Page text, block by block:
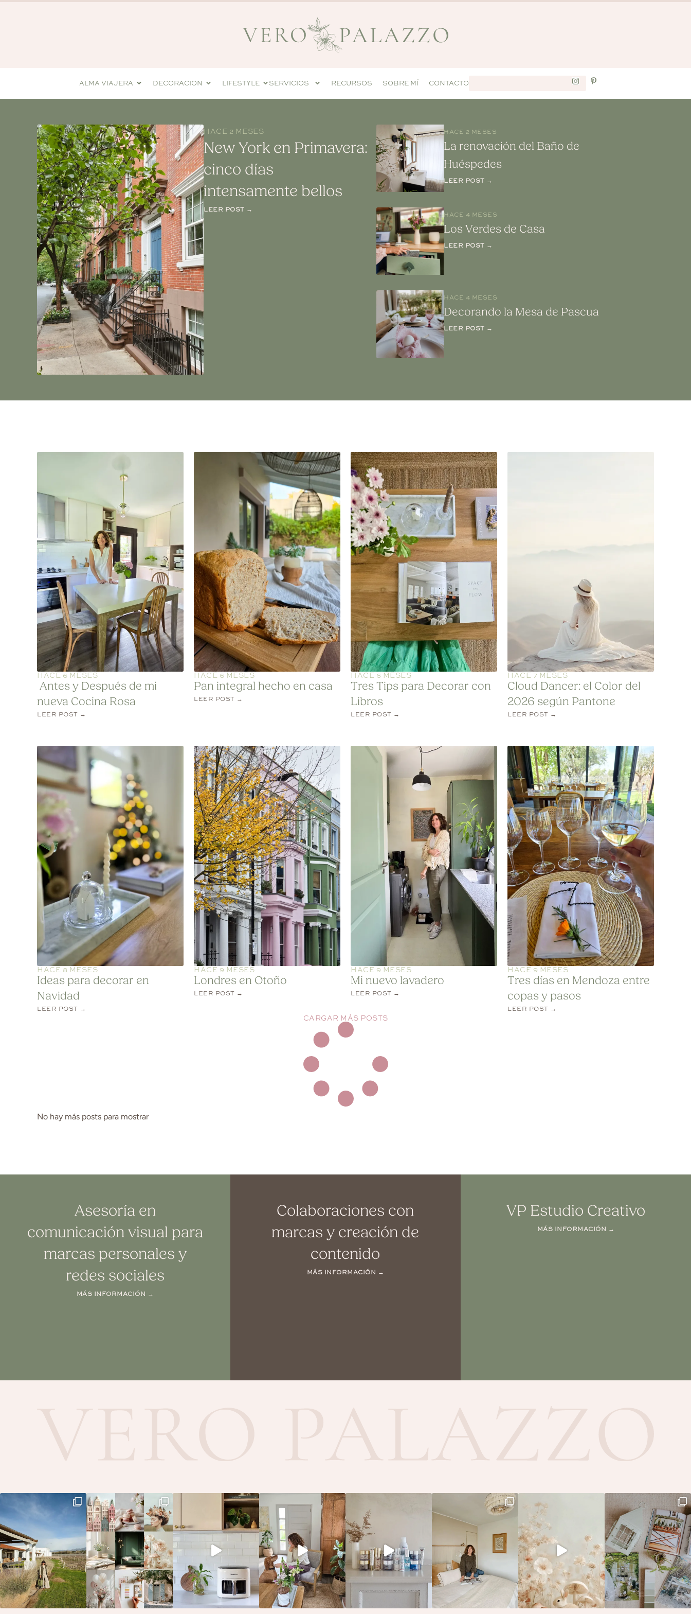
ALMA VIAJERA DECORACIÓN LIFESTYLE SERVICIOS RECURSOS SOBRE MÍ CONTACTO
HACE 2 MESES
New York en Primavera:
cinco días
intensamente bellos
LEER POST →
HACE 2 MESES
La renovación del Baño de
Huéspedes
LEER POST →
HACE 4 MESES
Los Verdes de Casa
LEER POST →
HACE 4 MESES
Decorando la Mesa de Pascua
LEER POST →
HACE 6 MESES
Antes y Después de mi
nueva Cocina Rosa
LEER POST →
HACE 6 MESES
Pan integral hecho en casa
LEER POST →
HACE 6 MESES
Tres Tips para Decorar con
Libros
LEER POST →
HACE 7 MESES
Cloud Dancer: el Color del
2026 según Pantone
LEER POST →
HACE 8 MESES
Ideas para decorar en
Navidad
LEER POST →
HACE 9 MESES
Londres en Otoño
LEER POST →
HACE 9 MESES
Mi nuevo lavadero
LEER POST →
HACE 9 MESES
Tres días en Mendoza entre
copas y pasos
LEER POST →
CARGAR MÁS POSTS
No hay más posts para mostrar
Asesoría en
comunicación visual para
marcas personales y
redes sociales
MÁS INFORMACIÓN →
Colaboraciones con
marcas y creación de
contenido
MÁS INFORMACIÓN →
VP Estudio Creativo
MÁS INFORMACIÓN →